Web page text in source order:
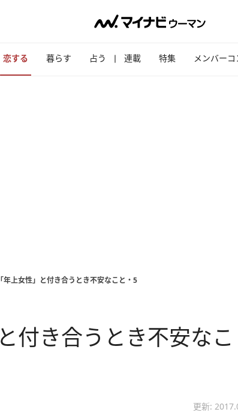
恋する 暮らす 占う 連載 特集 メンバー
年上女性」と付き合うとき不安なこと・5
付き合うとき不安なこ
更新: